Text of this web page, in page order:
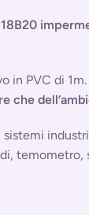
in PVC di
che